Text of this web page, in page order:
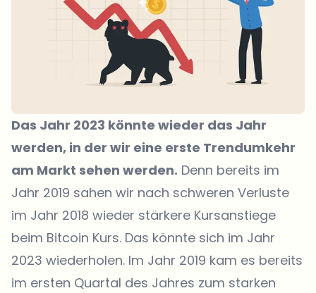
Das Jahr 2023 könnte wieder das Jahr
werden, in der wir eine erste Trendumkehr
am Markt sehen werden. Denn bereits im
Jahr 2019 sahen wir nach schweren Verluste
im Jahr 2018 wieder stärkere Kursanstiege
beim Bitcoin Kurs. Das könnte sich im Jahr
2023 wiederholen. Im Jahr 2019 kam es bereits
im ersten Quartal des Jahres zum starken